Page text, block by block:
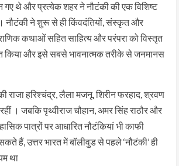
गए थे और प्रत्येक शहर ने नौटंकी की एक विशिष्ट
नौटंकी ने शुरू से ही किंवदंतियों, संस्कृत और
कथाओं सहित साहित्य और परंपरा को विस्तृत
किया और इसे सबसे भावनात्मक तरीके से जनमानस
राजा हरिश्चंद्र, लैला मजनू, शिरीन फरहाद, श्रवण
। जबकि पृथ्वीराज चौहान, अमर सिंह राठौर और
पात्रों पर आधारित नौटंकियां भी काफी
हैं, उत्तर भारत में बॉलीवुड से पहले ‘नौटंकी’ ही
था